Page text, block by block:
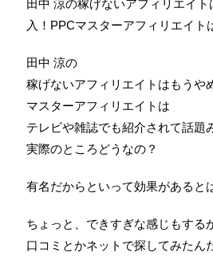
田中 涼の稼げないアフィリエイ
入！PPCマスターアフィリエイト
田中 涼の
稼げないアフィリエイトはもうや
マスターアフィリエイトは
テレビや雑誌でも紹介されて話題
実際のところどうなの？
有名だからといって効果があると
ちょっと、できすぎな感じもする
口コミとかネットで探してみたん